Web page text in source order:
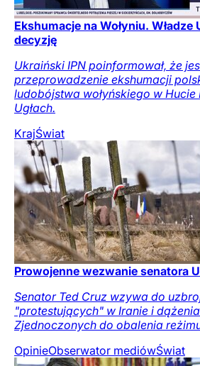
Ekshumacje na Wołyniu. Władze
decyzję
Ukraiński IPN poinformował, że
przeprowadzenie ekshumacji
ludobójstwa wołyńskiego w Hucie
Ugłach.
KrajŚwiat
Prowojenne wezwanie senatora
Senator Ted Cruz wzywa do
"protestujących" w Iranie i
Zjednoczonych do obalenia
OpinieObserwator mediówŚwiat